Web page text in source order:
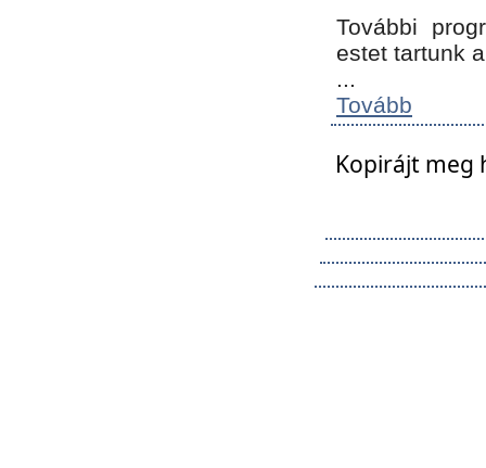
További
estet tartunk
...
Tovább
Kopirájt meg